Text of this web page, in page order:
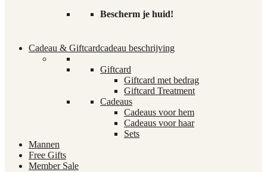
Bescherm je huid!
Cadeau & Giftcardcadeau beschrijving
Giftcard
Giftcard met bedrag
Giftcard Treatment
Cadeaus
Cadeaus voor hem
Cadeaus voor haar
Sets
Mannen
Free Gifts
Member Sale